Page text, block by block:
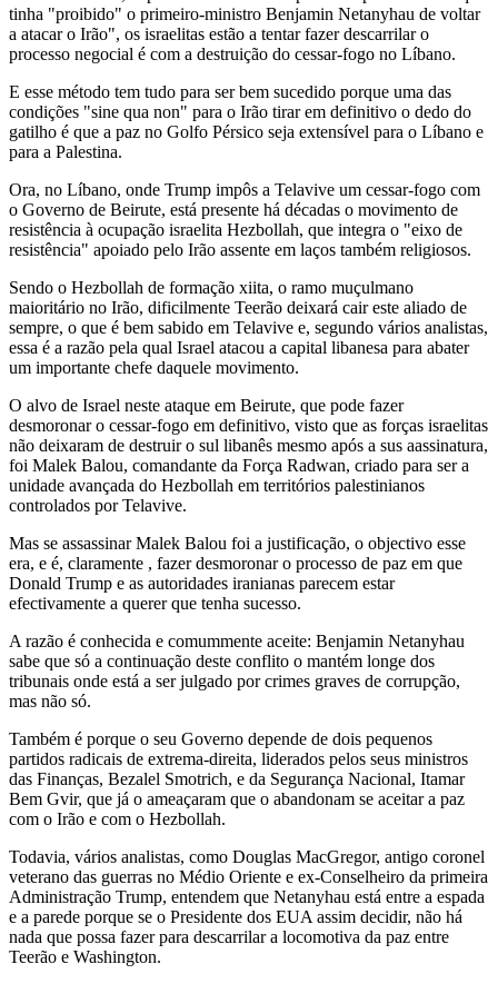
tinha "proibido" o primeiro-ministro Benjamin Netanyhau de voltar
a atacar o Irão", os israelitas estão a tentar fazer descarrilar o
processo negocial é com a destruição do cessar-fogo no Líbano.
E esse método tem tudo para ser bem sucedido porque uma das
condições "sine qua non" para o Irão tirar em definitivo o dedo do
gatilho é que a paz no Golfo Pérsico seja extensível para o Líbano e
para a Palestina.
Ora, no Líbano, onde Trump impôs a Telavive um cessar-fogo com
o Governo de Beirute, está presente há décadas o movimento de
resistência à ocupação israelita Hezbollah, que integra o "eixo de
resistência" apoiado pelo Irão assente em laços também religiosos.
Sendo o Hezbollah de formação xiita, o ramo muçulmano
maioritário no Irão, dificilmente Teerão deixará cair este aliado de
sempre, o que é bem sabido em Telavive e, segundo vários analistas,
essa é a razão pela qual Israel atacou a capital libanesa para abater
um importante chefe daquele movimento.
O alvo de Israel neste ataque em Beirute, que pode fazer
desmoronar o cessar-fogo em definitivo, visto que as forças israelitas
não deixaram de destruir o sul libanês mesmo após a sus aassinatura,
foi Malek Balou, comandante da Força Radwan, criado para ser a
unidade avançada do Hezbollah em territórios palestinianos
controlados por Telavive.
Mas se assassinar Malek Balou foi a justificação, o objectivo esse
era, e é, claramente , fazer desmoronar o processo de paz em que
Donald Trump e as autoridades iranianas parecem estar
efectivamente a querer que tenha sucesso.
A razão é conhecida e comummente aceite: Benjamin Netanyhau
sabe que só a continuação deste conflito o mantém longe dos
tribunais onde está a ser julgado por crimes graves de corrupção,
mas não só.
Também é porque o seu Governo depende de dois pequenos
partidos radicais de extrema-direita, liderados pelos seus ministros
das Finanças, Bezalel Smotrich, e da Segurança Nacional, Itamar
Bem Gvir, que já o ameaçaram que o abandonam se aceitar a paz
com o Irão e com o Hezbollah.
Todavia, vários analistas, como Douglas MacGregor, antigo coronel
veterano das guerras no Médio Oriente e ex-Conselheiro da primeira
Administração Trump, entendem que Netanyhau está entre a espada
e a parede porque se o Presidente dos EUA assim decidir, não há
nada que possa fazer para descarrilar a locomotiva da paz entre
Teerão e Washington.